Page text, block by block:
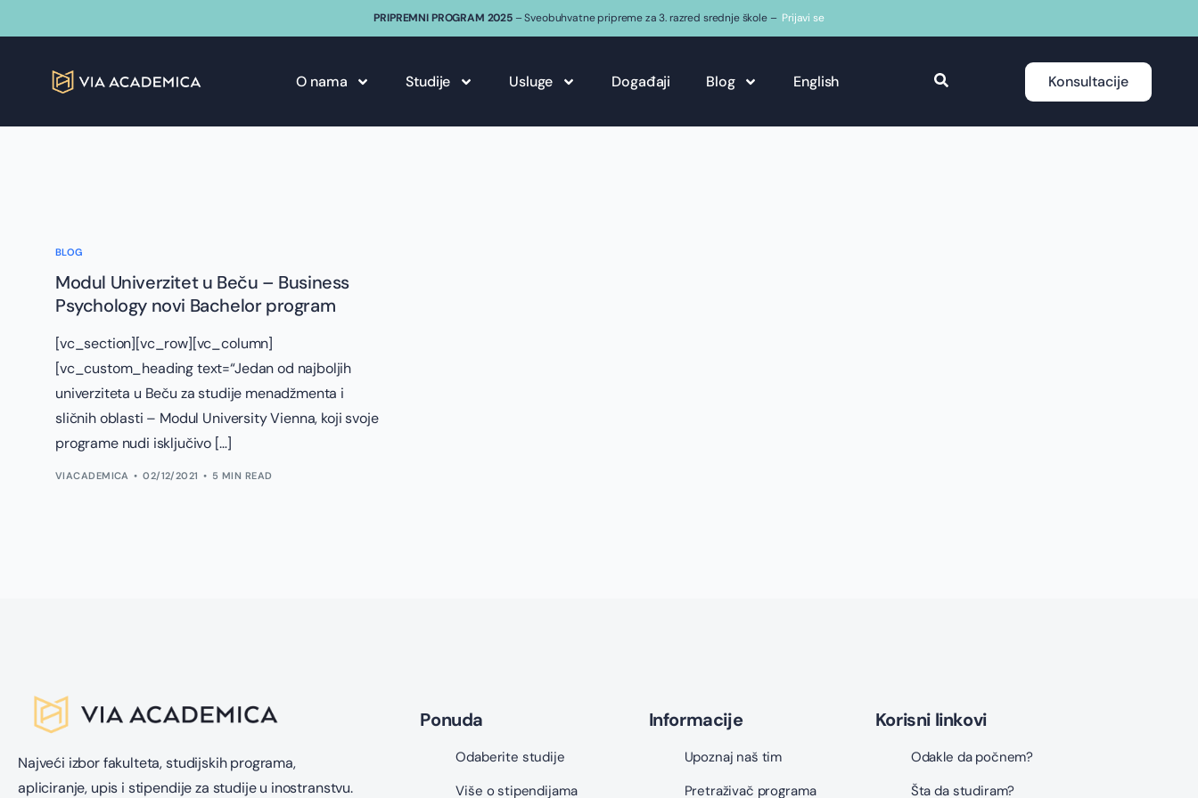
PRIPREMNI PROGRAM 2025– Sveobuhvatne pripreme za 3. razred srednje škole – Prijavi se
O nama Studije Usluge Događaji Blog English Konsultacije
BLOG
Modul Univerzitet u Beču – Business
Psychology novi Bachelor program
[vc_section][vc_row][vc_column]
[vc_custom_heading text=“Jedan od najboljih
univerziteta u Beču za studije menadžmenta i
sličnih oblasti – Modul University Vienna, koji svoje
programe nudi isključivo […]
VIACADEMICA 02/12/2021 5 MIN READ
Najveći izbor fakulteta, studijskih programa,
apliciranje, upis i stipendije za studije u inostranstvu.
Ponuda
Odaberite studije
Više o stipendijama
Informacije
Upoznaj naš tim
Pretraživač programa
Korisni linkovi
Odakle da počnem?
Šta da studiram?